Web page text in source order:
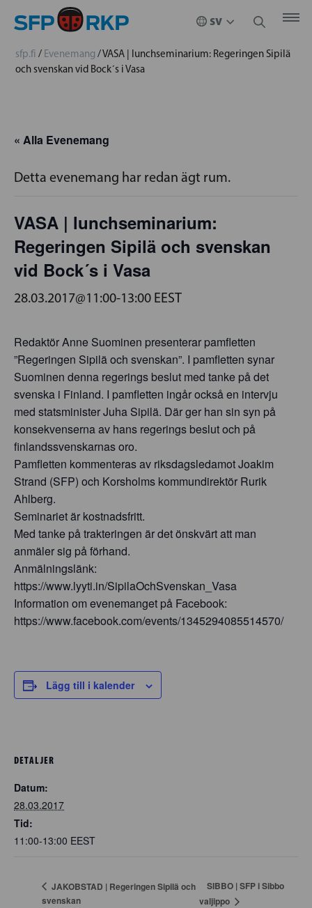
sfp.fi / Evenemang /VASA | lunchseminarium: Regeringen Sipilä
och svenskan vid Bock´s i Vasa
« Alla Evenemang
Detta evenemang har redan ägt rum.
VASA | lunchseminarium:
Regeringen Sipilä och svenskan
vid Bock´s i Vasa
28.03.2017@11:00-13:00 EEST
Redaktör Anne Suominen presenterar pamfletten
”Regeringen Sipilä och svenskan”. I pamfletten synar
Suominen denna regerings beslut med tanke på det
svenska i Finland. I pamfletten ingår också en intervju
med statsminister Juha Sipilä. Där ger han sin syn på
konsekvenserna av hans regerings beslut och på
finlandssvenskarnas oro.
Pamfletten kommenteras av riksdagsledamot Joakim
Strand (SFP) och Korsholms kommundirektör Rurik
Ahlberg.
Seminariet är kostnadsfritt.
Med tanke på trakteringen är det önskvärt att man
anmäler sig på förhand.
Anmälningslänk:
https://www.lyyti.in/SipilaOchSvenskan_Vasa
Information om evenemanget på Facebook:
https://www.facebook.com/events/1345294085514570/
Lägg till i kalender
DETALJER
Datum:
28.03.2017
Tid:
11:00-13:00 EEST
JAKOBSTAD | Regeringen Sipilä och
svenskan
SIBBO | SFP i Sibbo
valjippo